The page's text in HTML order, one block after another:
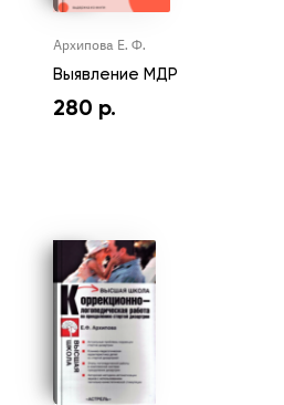
Архипова Е. Ф.
Выявление МДР
280 р.